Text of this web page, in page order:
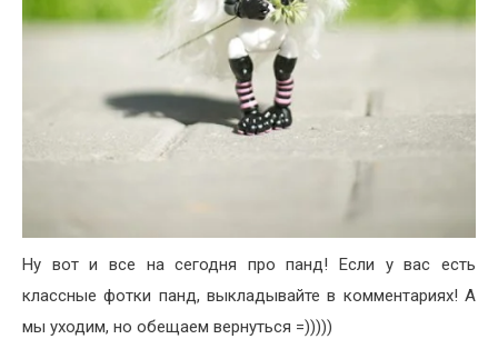
Ну вот и все на сегодня про панд! Если у вас есть
классные фотки панд, выкладывайте в комментариях! А
мы уходим, но обещаем вернуться =)))))